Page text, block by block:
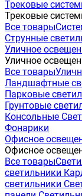
Трековые
Трековые
Все товары
Струнные
Уличное
Уличное
Все товары
Ландшафтные
Парковые
Грунтовые
Консольные
Фонарики
Офисное
Офисное
Все товары
светильники
светильники